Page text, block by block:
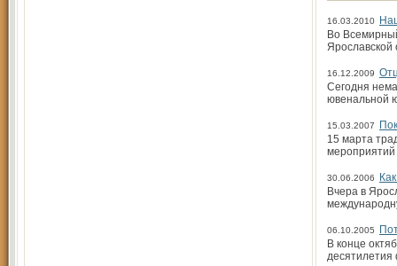
16.03.2010
Во
Ярославской
16.12.2009
Сегодня
ювенальной
15.03.2007
15 марта
мероприятий
30.06.2006
Вчера в
06.10.2005
В конце
десятилетия